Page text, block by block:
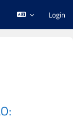
Login